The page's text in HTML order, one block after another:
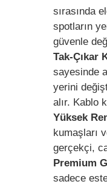
sırasında
spotların
güvenle
Tak-Çıkar
sayesinde
yerini
alır. Kablo
Yüksek
kumaşları
gerçekçi,
Premium
sadece